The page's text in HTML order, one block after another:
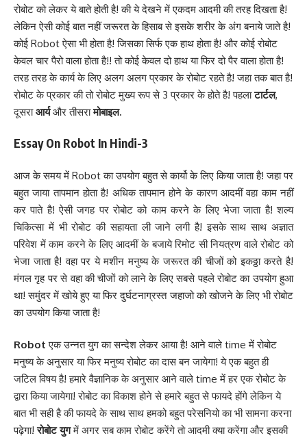
रोबोट को लेकर ये बाते होती है! की ये देखने में एकदम आदमी की तरह दिखता है!
लेकिन ऐसी कोई बात नहीं जरूरत के हिसाब से इसके शरीर के अंग बनाये जाते है!
कोई Robot ऐसा भी होता है! जिसका सिर्फ एक हाथ होता है! और कोई रोबोट
केवल चार पैरो वाला होता है!! तो कोई केवल दो हाथ या फिर दो पैर वाला होता है!
तरह तरह के कार्य के लिए अलग अलग प्रकार के रोबोट रहते है! जहा तक बात है!
रोबोट के प्रकार की तो रोबोट मुख्य रूप से 3 प्रकार के होते है! पहलाटार्टल,
दूसराआर्यऔर तीसरामोबाइल.
Essay On Robot In Hindi-3
आज के समय में Robot का उपयोग बहुत से कार्यो के लिए किया जाता है! जहा पर
बहुत जाया तापमान होता है! अधिक तापमान होने के कारण आदमीं वहा काम नहीं
कर पाते है! ऐसी जगह पर रोबोट को काम करने के लिए भेजा जाता है! शल्य
चिकित्सा में भी रोबोट की सहायता ली जाने लगी है! इसके साथ साथ अज्ञात
परिवेश में काम करने के लिए आदमीं के बजाये रिमोट सी नियत्रण वाले रोबोट को
भेजा जाता है! वहा पर ये मशीन मनुष्य के जरूरत की चीजों को इकठ्ठा करते है!
मंगल गृह पर से वहा की चीजों को लाने के लिए सबसे पहले रोबोट का उपयोग हुआ
था! समुंदर में खोये हुए या फिर दुर्घटनाग्रस्त जहाजो को खोजने के लिए भी रोबोट
का उपयोग किया जाता है!
Robot एक उन्नत युग का सन्देश लेकर आया है! आने वाले time में रोबोट
मनुष्य के अनुसार या फिर मनुष्य रोबोट का दास बन जायेगा! ये एक बहुत ही
जटिल विषय है! हमारे वैज्ञानिक के अनुसार आने वाले time में हर एक रोबोट के
द्वारा किया जायेगा! रोबोट का विकाश होने से हमारे बहुत से फायदे होंगे लेकिन ये
बात भी सही है की फायदे के साथ साथ हमको बहुत परेसनियो का भी सामना करना
पढ़ेगा!रोबोट युगमें अगर सब काम रोबोट करेंगे तो आदमी क्या करेंगा और इसकी